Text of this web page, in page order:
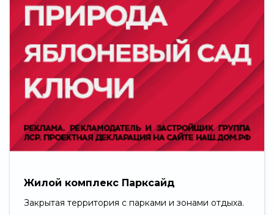
Черный список ЖК
Рекламодателям
Политика конфиденциальности
Карта сайта
Жилой комплекс Парксайд
Закрытая территория с парками и зонами отдыха.